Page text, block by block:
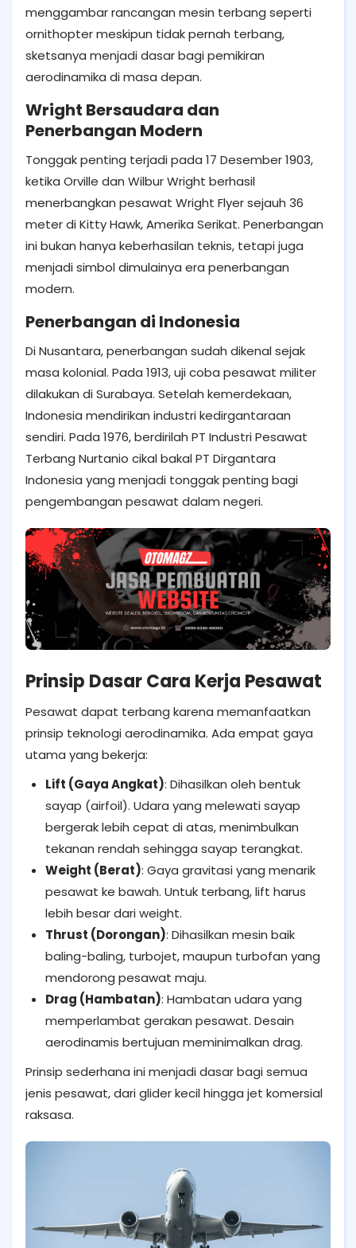
menggambar rancangan mesin terbang seperti
ornithopter meskipun tidak pernah terbang,
sketsanya menjadi dasar bagi pemikiran
aerodinamika di masa depan.
Wright Bersaudara dan
Penerbangan Modern
Tonggak penting terjadi pada 17 Desember 1903,
ketika Orville dan Wilbur Wright berhasil
menerbangkan pesawat Wright Flyer sejauh 36
meter di Kitty Hawk, Amerika Serikat. Penerbangan
ini bukan hanya keberhasilan teknis, tetapi juga
menjadi simbol dimulainya era penerbangan
modern.
Penerbangan di Indonesia
Di Nusantara, penerbangan sudah dikenal sejak
masa kolonial. Pada 1913, uji coba pesawat militer
dilakukan di Surabaya. Setelah kemerdekaan,
Indonesia mendirikan industri kedirgantaraan
sendiri. Pada 1976, berdirilah PT Industri Pesawat
Terbang Nurtanio cikal bakal PT Dirgantara
Indonesia yang menjadi tonggak penting bagi
pengembangan pesawat dalam negeri.
Prinsip Dasar Cara Kerja Pesawat
Pesawat dapat terbang karena memanfaatkan
prinsip teknologi aerodinamika. Ada empat gaya
utama yang bekerja:
Lift (Gaya Angkat): Dihasilkan oleh bentuk
sayap (airfoil). Udara yang melewati sayap
bergerak lebih cepat di atas, menimbulkan
tekanan rendah sehingga sayap terangkat.
Weight (Berat): Gaya gravitasi yang menarik
pesawat ke bawah. Untuk terbang, lift harus
lebih besar dari weight.
Thrust (Dorongan): Dihasilkan mesin baik
baling-baling, turbojet, maupun turbofan yang
mendorong pesawat maju.
Drag (Hambatan): Hambatan udara yang
memperlambat gerakan pesawat. Desain
aerodinamis bertujuan meminimalkan drag.
Prinsip sederhana ini menjadi dasar bagi semua
jenis pesawat, dari glider kecil hingga jet komersial
raksasa.